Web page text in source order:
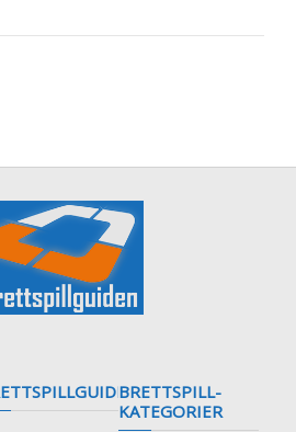
BRETTSPILL-
KATEGORIER